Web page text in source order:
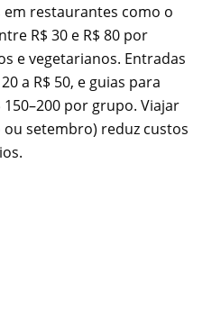
em restaurantes como o
R$ 30 e R$ 80 por
e vegetarianos. Entradas
a R$ 50, e guias para
por grupo. Viajar
setembro) reduz custos